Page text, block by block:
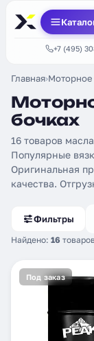
+7 (495)
Главная›
бочках
16 товаров
Популярные
Оригинальная
качества.
Фильтры
Найдено: 16
Под заказ